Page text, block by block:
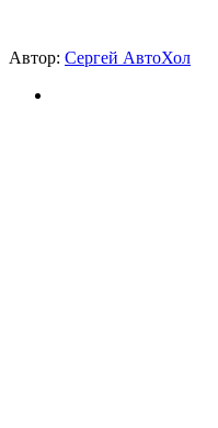
Автор: Сергей АвтоХол